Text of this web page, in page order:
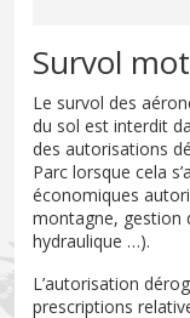
Survol
Le survol des
du sol est interdit
des autorisations
Parc lorsque cela
économiques
montagne, gestion
hydraulique …).
L’autorisation
prescriptions